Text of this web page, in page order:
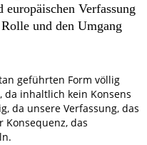
Verfassung
und den Umgang
geführten Form völlig
inhaltlich kein Konsens
da unsere Verfassung, das
das